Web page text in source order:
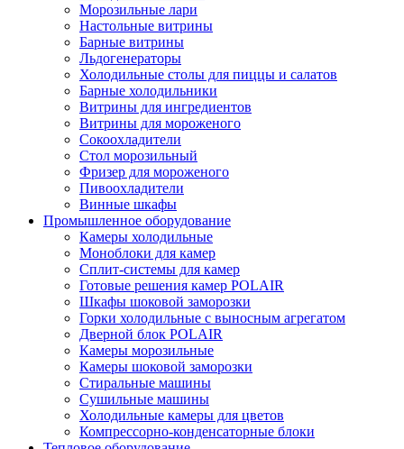
Морозильные лари
Настольные витрины
Барные витрины
Льдогенераторы
Холодильные столы для пиццы и салатов
Барные холодильники
Витрины для ингредиентов
Витрины для мороженого
Сокоохладители
Стол морозильный
Фризер для мороженого
Пивоохладители
Винные шкафы
Промышленное оборудование
Камеры холодильные
Моноблоки для камер
Сплит-системы для камер
Готовые решения камер POLAIR
Шкафы шоковой заморозки
Горки холодильные с выносным агрегатом
Дверной блок POLAIR
Камеры морозильные
Камеры шоковой заморозки
Стиральные машины
Сушильные машины
Холодильные камеры для цветов
Компрессорно-конденсаторные блоки